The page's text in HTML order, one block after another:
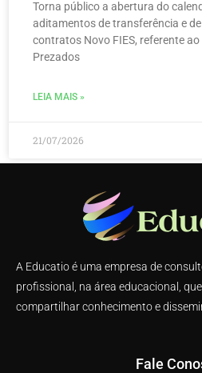
Torna público a abertura do
aditamentos de transferência e
contratos Novo FIES, referente ao
Prezados
LEIA MAIS »
21/07/2026
A Educatio é uma empresa de
profissional, na área educacional,
compartilhar conhecimento e
Fale